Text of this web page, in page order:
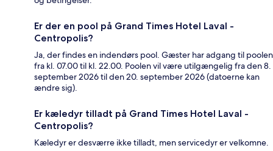
Er der en pool på Grand Times Hotel Laval -
Centropolis?
Ja, der findes en indendørs pool. Gæster har adgang til poolen
fra kl. 07.00 til kl. 22.00. Poolen vil være utilgængelig fra den 8.
september 2026 til den 20. september 2026 (datoerne kan
ændre sig).
Er kæledyr tilladt på Grand Times Hotel Laval -
Centropolis?
Kæledyr er desværre ikke tilladt, men servicedyr er velkomne.